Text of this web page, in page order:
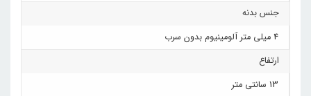
جنس بدنه
4 میلی متر آلومینیوم بدون سرب
ارتفاع
13 سانتی متر